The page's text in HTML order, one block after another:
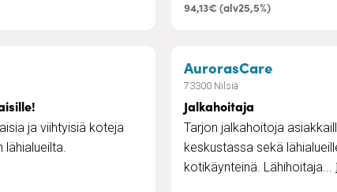
94,13€ (alv25,5%)
Vuokrakoteja kuopiolaisille!
ja viihtyisiä koteja
lähialueilta.
AurorasCare–
73300 Nilsiä
Jalkahoitaja
Tarjon jalkahoitoja
keskustassa sekä
kotikäynteinä. Lähihoitaja...